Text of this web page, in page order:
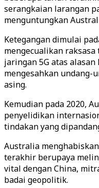
serangkaian larangan
menguntungkan
Ketegangan dimulai
mengecualikan
jaringan 5G atas
mengesahkan undang-
asing.
Kemudian pada 2020,
penyelidikan
tindakan yang
Australia
terakhir berupaya
vital dengan China,
badai geopolitik.